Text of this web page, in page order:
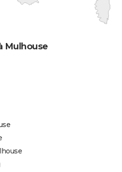
Mulhouse